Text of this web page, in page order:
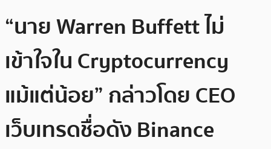
“นาย Warren Buffett ไม่
เข้าใจใน Cryptocurrency
แม้แต่น้อย” กล่าวโดย CEO
เว็บเทรดชื่อดัง Binance